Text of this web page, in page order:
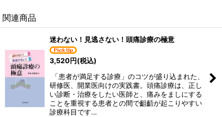
関連商品
迷わない！見逃さない！頭痛診療の極意
3,520円(税込)
「患者が満足する診療」のコツが盛り込まれた、
研修医、開業医向けの実践書。頭痛診療は、正し
い診断・治療をしたい医師と、痛みをましにする
ことを重視する患者との間で齟齬が起こりやすい
診療科目です…